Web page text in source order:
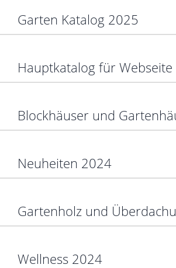
Garten Katalog 2025
Hauptkatalog für Webseite
Blockhäuser und
Neuheiten 2024
Gartenholz und
Wellness 2024